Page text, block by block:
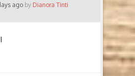
ago by Dianora Tinti